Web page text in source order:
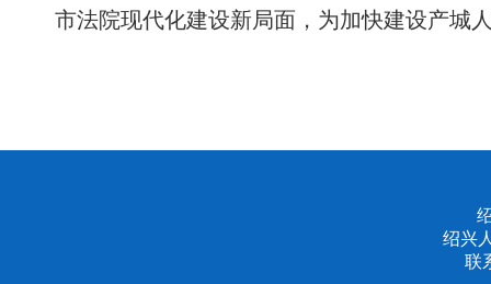
市法院现代化建设新局面，为加快建设产城
绍兴
联